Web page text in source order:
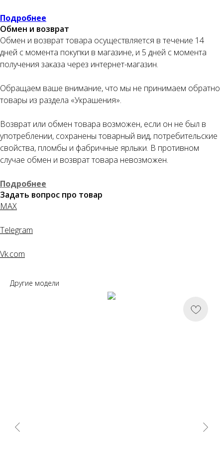
Подробнее
Обмен и возврат
Обмен и возврат товара осуществляется в течение 14
дней с момента покупки в магазине, и 5 дней с момента
получения заказа через интернет-магазин.
Обращаем ваше внимание, что мы не принимаем обратно
товары из раздела «Украшения».
Возврат или обмен товара возможен, если он не был в
употреблении, сохранены товарный вид, потребительские
свойства, пломбы и фабричные ярлыки. В противном
случае обмен и возврат товара невозможен.
Подробнее
Задать вопрос про товар
MAX
Telegram
Vk.com
Другие модели